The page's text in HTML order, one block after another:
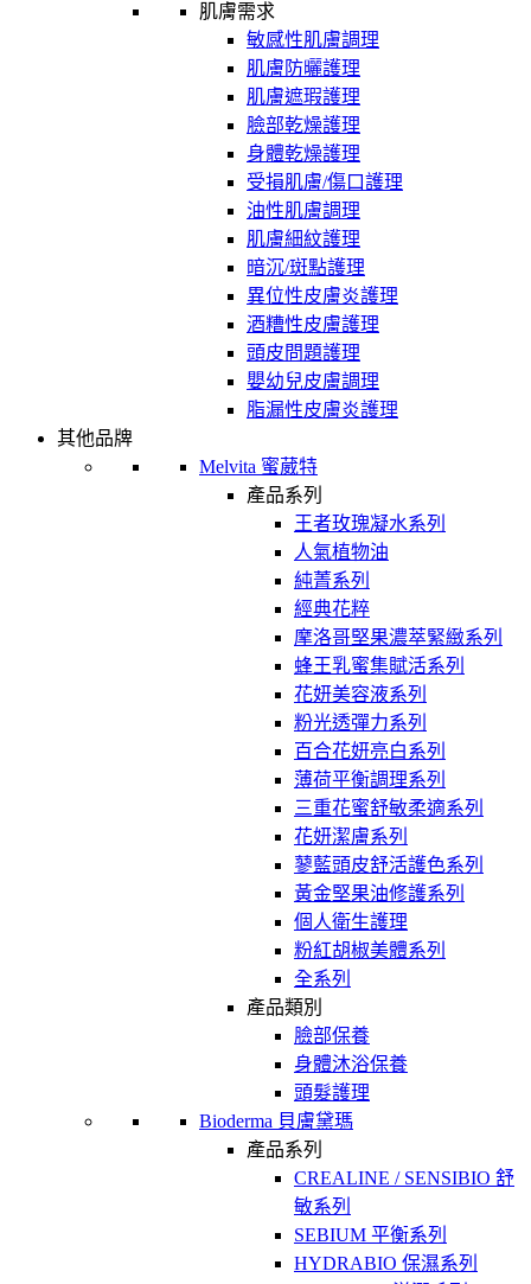
肌膚需求
敏感性肌膚調理
肌膚防曬護理
肌膚遮瑕護理
臉部乾燥護理
身體乾燥護理
受損肌膚/傷口護理
油性肌膚調理
肌膚細紋護理
暗沉/斑點護理
異位性皮膚炎護理
酒糟性皮膚護理
頭皮問題護理
嬰幼兒皮膚調理
脂漏性皮膚炎護理
其他品牌
Melvita 蜜葳特
產品系列
王者玫瑰凝水系列
人氣植物油
純菁系列
經典花粹
摩洛哥堅果濃萃緊緻系列
蜂王乳蜜集賦活系列
花妍美容液系列
粉光透彈力系列
百合花妍亮白系列
薄荷平衡調理系列
三重花蜜舒敏柔適系列
花妍潔膚系列
蓼藍頭皮舒活護色系列
黃金堅果油修護系列
個人衛生護理
粉紅胡椒美體系列
全系列
產品類別
臉部保養
身體沐浴保養
頭髮護理
Bioderma 貝膚黛瑪
產品系列
CREALINE / SENSIBIO 舒
敏系列
SEBIUM 平衡系列
HYDRABIO 保濕系列